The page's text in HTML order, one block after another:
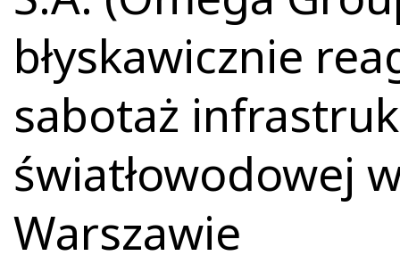
błyskawicznie
sabotaż
światłowodowej
Warszawie